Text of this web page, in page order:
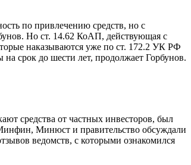
по привлечению средств, но с
Но ст. 14.62 КоАП, действующая с
наказываются уже по ст. 172.2 УК РФ
срок до шести лет, продолжает Горбунов.
средства от частных инвесторов, был
Минюст и правительство обсуждали
ведомств, с которыми ознакомился